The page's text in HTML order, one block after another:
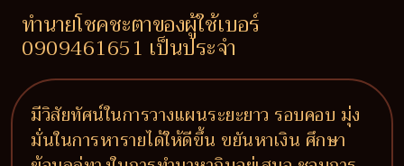
ทำนายโชคชะตาของผู้ใช้เบอร์
0909461651 เป็นประจำ
มีวิสัยทัศน์ในการวางแผนระยะยาว รอบคอบ มุ่ง
มั่นในการหารายได้ให้ดีขึ้น ขยันหาเงิน ศึกษา